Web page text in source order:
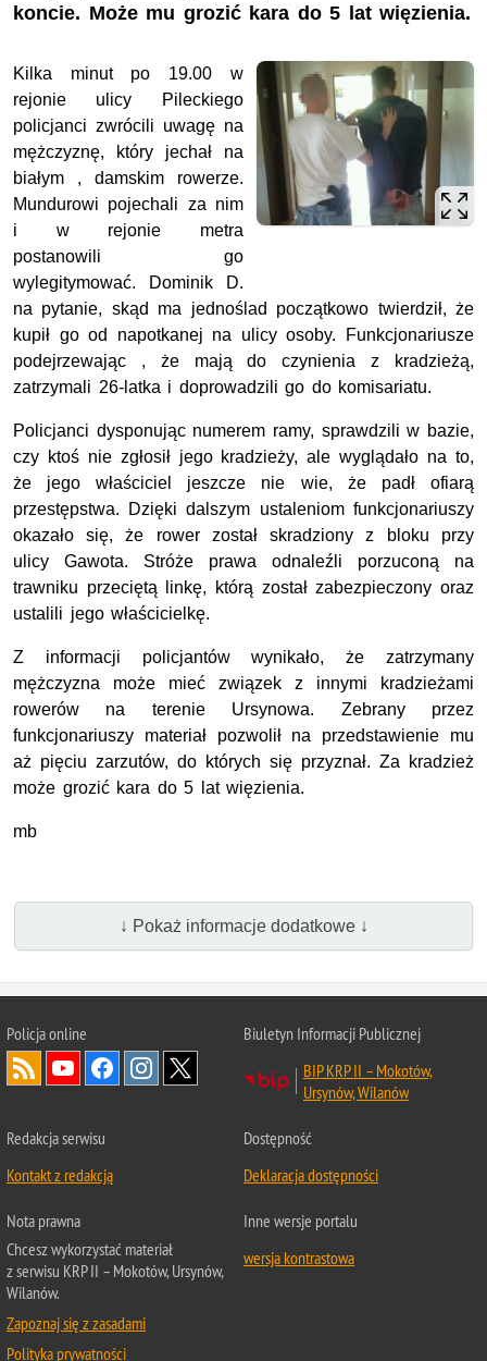
koncie. Może mu grozić kara do 5 lat więzienia.
Kilka minut po 19.00 w
rejonie ulicy Pileckiego
policjanci zwrócili uwagę na
mężczyznę, który jechał na
białym , damskim rowerze.
Mundurowi pojechali za nim
i w rejonie metra
postanowili go
wylegitymować. Dominik D.
na pytanie, skąd ma jednoślad początkowo twierdził, że
kupił go od napotkanej na ulicy osoby. Funkcjonariusze
podejrzewając , że mają do czynienia z kradzieżą,
zatrzymali 26-latka i doprowadzili go do komisariatu.
Policjanci dysponując numerem ramy, sprawdzili w bazie,
czy ktoś nie zgłosił jego kradzieży, ale wyglądało na to,
że jego właściciel jeszcze nie wie, że padł ofiarą
przestępstwa. Dzięki dalszym ustaleniom funkcjonariuszy
okazało się, że rower został skradziony z bloku przy
ulicy Gawota. Stróże prawa odnaleźli porzuconą na
trawniku przeciętą linkę, którą został zabezpieczony oraz
ustalili jego właścicielkę.
Z informacji policjantów wynikało, że zatrzymany
mężczyzna może mieć związek z innymi kradzieżami
rowerów na terenie Ursynowa. Zebrany przez
funkcjonariuszy materiał pozwolił na przedstawienie mu
aż pięciu zarzutów, do których się przyznał. Za kradzież
może grozić kara do 5 lat więzienia.
mb
↓ Pokaż informacje dodatkowe ↓
Policja online
Biuletyn Informacji Publicznej
BIP KRP II – Mokotów,
Ursynów, Wilanów
Redakcja serwisu
Kontakt z redakcją
Dostępność
Deklaracja dostępności
Nota prawna
Chcesz wykorzystać materiał
z serwisu KRP II – Mokotów, Ursynów,
Wilanów.
Zapoznaj się z zasadami
Polityka prywatności
Inne wersje portalu
wersja kontrastowa